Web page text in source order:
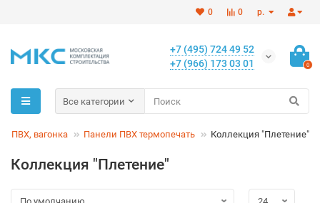
р.
0
0
+7 (495) 724 49 52
+7 (966) 173 03 01
0
Все категории
ПВХ, вагонка Панели ПВХ термопечать Коллекция "Плетение"
Коллекция "Плетение"